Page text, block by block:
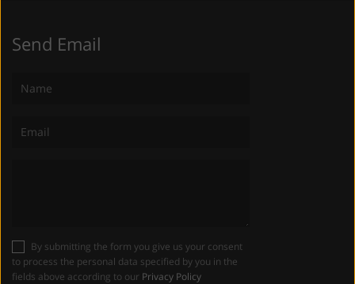
Send Email
to process the personal data specified by you in the
fields above according to our Privacy Policy